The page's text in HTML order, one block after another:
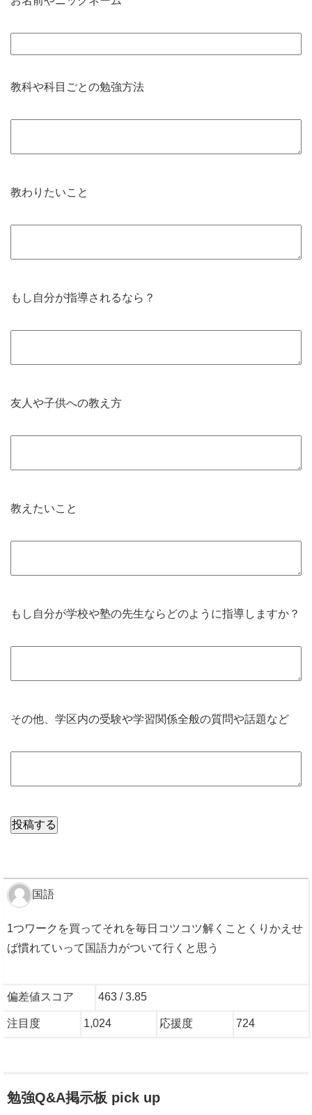
教科や科目ごとの勉強方法
教わりたいこと
もし自分が指導されるなら？
友人や子供への教え方
教えたいこと
もし自分が学校や塾の先生ならどのように指導しますか？
その他、学区内の受験や学習関係全般の質問や話題など
国語
1つワークを買ってそれを毎日コツコツ解くことくりかえせ
ば慣れていって国語力がついて行くと思う
偏差値スコア 463 / 3.85
注目度 1,024 応援度 724
勉強Q&A掲示板 pick up